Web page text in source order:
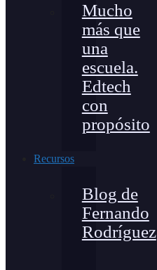
Mucho
más que
una
escuela.
Edtech
con
propósito
Recursos
Blog de
Fernando
Rodríguez